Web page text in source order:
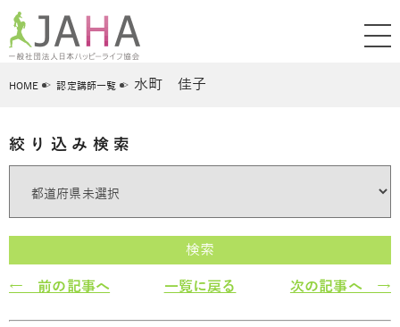
HOME 認定講師一覧 水町 佳子
絞り込み検索
検索
← 前の記事へ 一覧に戻る 次の記事へ →